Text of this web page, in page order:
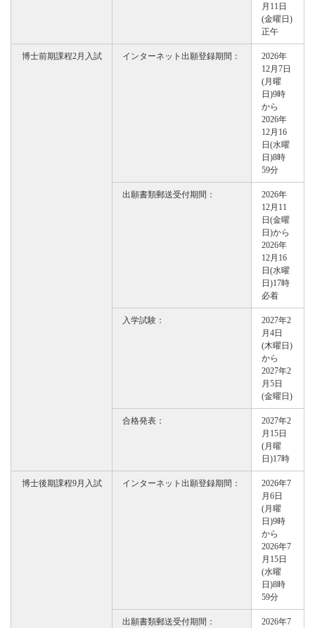
月11日
(金曜日)
正午
博士前期課程2月入試 インターネット出願登録期間：
2026年
12月7日
(月曜
日)9時
から
2026年
12月16
日(水曜
日)8時
59分
出願書類郵送受付期間：
2026年
12月11
日(金曜
日)から
2026年
12月16
日(水曜
日)17時
必着
入学試験：
2027年2
月4日
(木曜日)
から
2027年2
月5日
(金曜日)
合格発表：
2027年2
月15日
(月曜
日)17時
博士後期課程9月入試 インターネット出願登録期間：
2026年7
月6日
(月曜
日)9時
から
2026年7
月15日
(水曜
日)8時
59分
出願書類郵送受付期間： 2026年7